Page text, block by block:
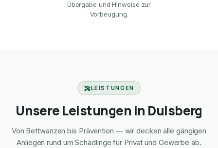
Übergabe und Hinweise zur
Vorbeugung.
LEISTUNGEN
Unsere Leistungen in Dulsberg
Von Bettwanzen bis Prävention — wir decken alle gängigen
Anliegen rund um Schädlinge für Privat und Gewerbe ab.